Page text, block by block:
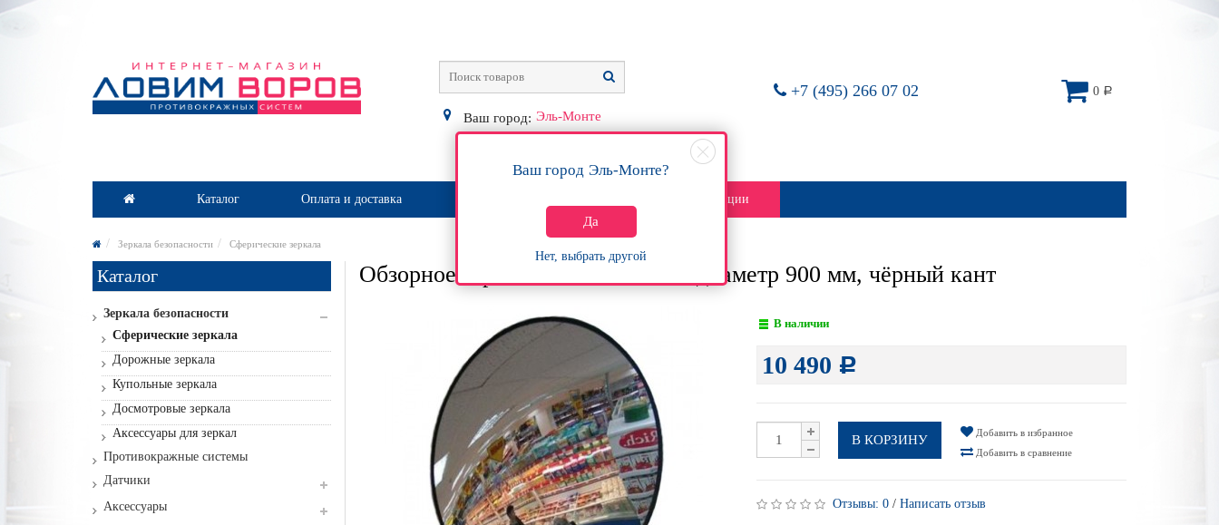
+7 (495) 266 07 02
Ваш город: Эль-Монте
Ваш город Эль-Монте?
Да
Нет, выбрать другой
0 Р
Каталог Оплата и доставка Акции
Зеркала безопасности Сферические зеркала
Каталог
Зеркала безопасности
Сферические зеркала
Дорожные зеркала
Купольные зеркала
Досмотровые зеркала
Аксессуары для зеркал
Противокражные системы
Датчики
Аксессуары
Обзорное зеркало безопасности, диаметр 900 мм, чёрный кант
В наличии
10 490 Р
В КОРЗИНУ
Добавить в избранное
Добавить в сравнение
Отзывы: 0/ Написать отзыв